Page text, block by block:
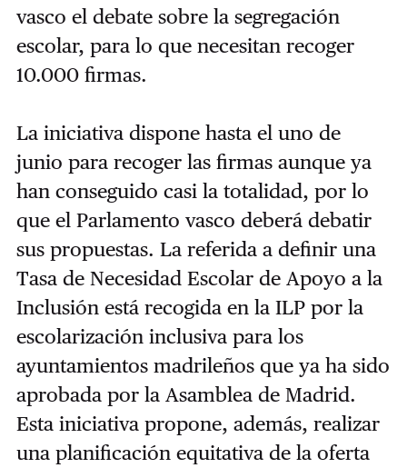
vasco el debate sobre la segregación
escolar, para lo que necesitan recoger
10.000 firmas.
La iniciativa dispone hasta el uno de
junio para recoger las firmas aunque ya
han conseguido casi la totalidad, por lo
que el Parlamento vasco deberá debatir
sus propuestas. La referida a definir una
Tasa de Necesidad Escolar de Apoyo a la
Inclusión está recogida en la ILP por la
escolarización inclusiva para los
ayuntamientos madrileños que ya ha sido
aprobada por la Asamblea de Madrid.
Esta iniciativa propone, además, realizar
una planificación equitativa de la oferta